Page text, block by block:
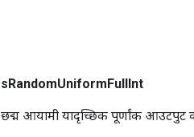
आयामी यादृच्छिक पूर्णांक आउटपुट